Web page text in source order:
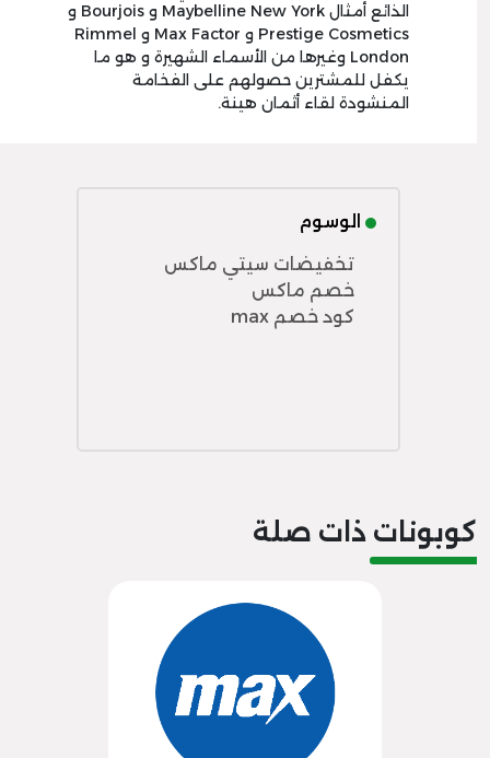
الذائع أمثال Maybelline New York و Bourjois و
Prestige Cosmetics و Max Factor و Rimmel
London وغيرها من الأسماء الشهيرة و هو ما
يكفل للمشترين حصولهم على الفخامة
المنشودة لقاء أثمان هينة.
الوسوم
تخفيضات سيتي ماكس
خصم ماكس
كود خصم max
كوبونات ذات صلة